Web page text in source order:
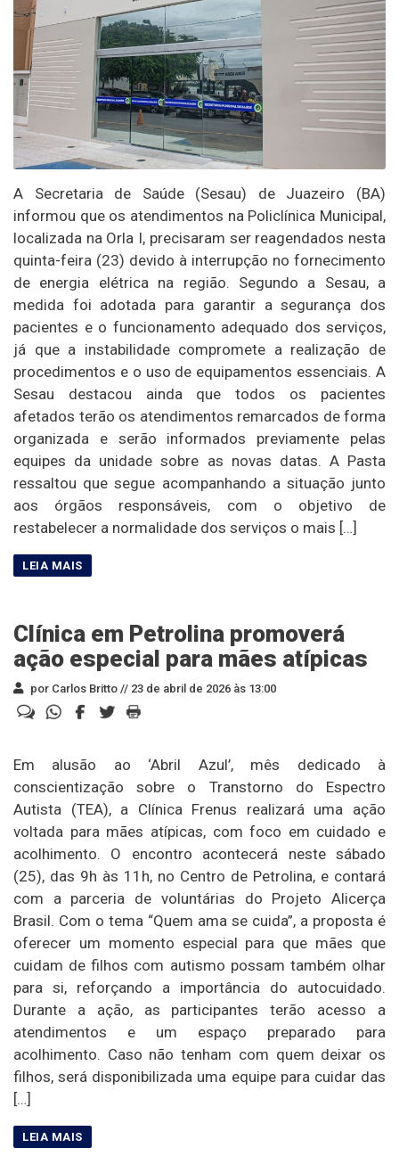
A Secretaria de Saúde (Sesau) de Juazeiro (BA)
informou que os atendimentos na Policlínica Municipal,
localizada na Orla I, precisaram ser reagendados nesta
quinta-feira (23) devido à interrupção no fornecimento
de energia elétrica na região. Segundo a Sesau, a
medida foi adotada para garantir a segurança dos
pacientes e o funcionamento adequado dos serviços,
já que a instabilidade compromete a realização de
procedimentos e o uso de equipamentos essenciais. A
Sesau destacou ainda que todos os pacientes
afetados terão os atendimentos remarcados de forma
organizada e serão informados previamente pelas
equipes da unidade sobre as novas datas. A Pasta
ressaltou que segue acompanhando a situação junto
aos órgãos responsáveis, com o objetivo de
restabelecer a normalidade dos serviços o mais […]
Clínica em Petrolina promoverá
ação especial para mães atípicas
por Carlos Britto // 23 de abril de 2026 às 13:00
Em alusão ao ‘Abril Azul’, mês dedicado à
conscientização sobre o Transtorno do Espectro
Autista (TEA), a Clínica Frenus realizará uma ação
voltada para mães atípicas, com foco em cuidado e
acolhimento. O encontro acontecerá neste sábado
(25), das 9h às 11h, no Centro de Petrolina, e contará
com a parceria de voluntárias do Projeto Alicerça
Brasil. Com o tema “Quem ama se cuida”, a proposta é
oferecer um momento especial para que mães que
cuidam de filhos com autismo possam também olhar
para si, reforçando a importância do autocuidado.
Durante a ação, as participantes terão acesso a
atendimentos e um espaço preparado para
acolhimento. Caso não tenham com quem deixar os
filhos, será disponibilizada uma equipe para cuidar das
[…]